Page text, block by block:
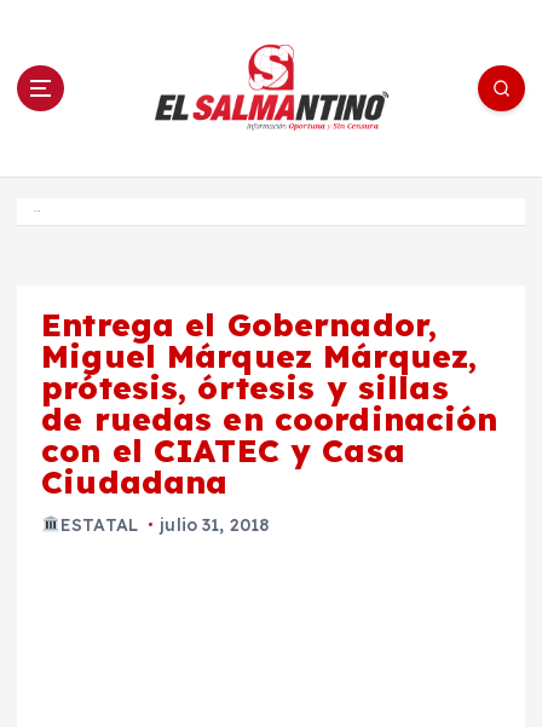
n El Salmantino - medios/noticias/editorial
Entrega el Gobernador,
Miguel Márquez Márquez,
prótesis, órtesis y sillas
de ruedas en coordinación
con el CIATEC y Casa
Ciudadana
ESTATAL julio 31, 2018